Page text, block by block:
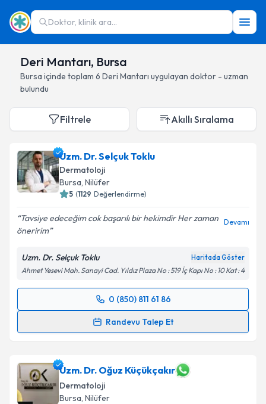
Doktor, klinik ara...
Deri Mantarı, Bursa
Bursa içinde toplam 6 Deri Mantarı uygulayan doktor - uzman
bulundu
Filtrele Akıllı Sıralama
Uzm. Dr. Selçuk Toklu
Dermatoloji
Bursa, Nilüfer
5 (1129 Değerlendirme)
Tavsiye edeceğim cok başarılı bir hekimdir Her zaman
öneririm
Devamı
Uzm. Dr. Selçuk Toklu Haritada Göster
Ahmet Yesevi Mah. Sanayi Cad. Yıldız Plaza No : 519 İç Kapı No : 10 Kat : 4
0 (850) 811 61 86
Randevu Talep Et
Randevu Takvimi Talebi
takvim hazırlandığında e-posta ile bilgilendireceğiz.
E-posta Adresiniz
Uzm. Dr. Oğuz Küçükçakır
Dermatoloji
Bursa, Nilüfer